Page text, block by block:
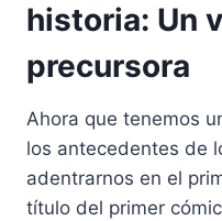
historia: Un
precursora
Ahora que tenemos
los antecedentes de
adentrarnos en el
título del primer